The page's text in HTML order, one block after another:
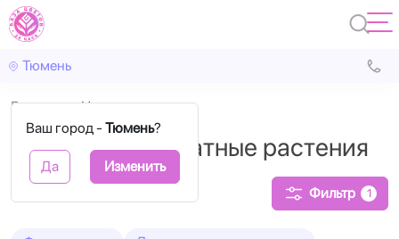
Тюмень
Ваш город - Тюмень?
Да Изменить
Главная Цветущие
Цветущие комнатные растения
Фильтр 1